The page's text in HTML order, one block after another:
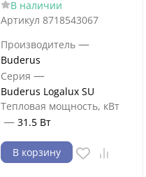
В наличии
Артикул 8718543067
Производитель —
Buderus
Серия —
Buderus Logalux SU
Тепловая мощность, кВт
— 31.5 Вт
В корзину